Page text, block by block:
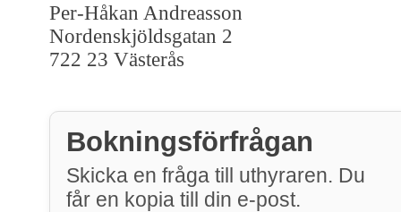
Per-Håkan Andreasson
Nordenskjöldsgatan 2
722 23 Västerås
Bokningsförfrågan
Skicka en fråga till uthyraren. Du
får en kopia till din e-post.